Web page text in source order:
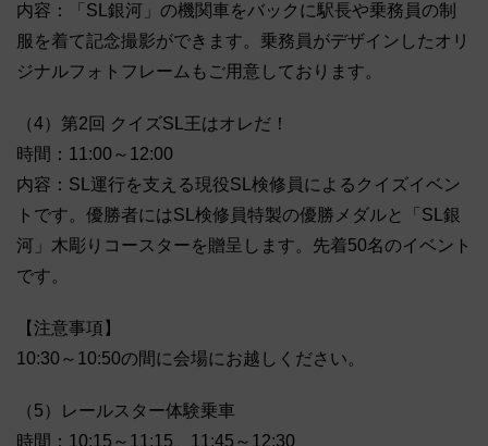
内容：「SL銀河」の機関車をバックに駅長や乗務員の制
服を着て記念撮影ができます。乗務員がデザインしたオリ
ジナルフォトフレームもご用意しております。
（4）第2回 クイズSL王はオレだ！
時間：11:00～12:00
内容：SL運行を支える現役SL検修員によるクイズイベン
トです。優勝者にはSL検修員特製の優勝メダルと「SL銀
河」木彫りコースターを贈呈します。先着50名のイベント
です。
【注意事項】
10:30～10:50の間に会場にお越しください。
（5）レールスター体験乗車
時間：10:15～11:15、11:45～12:30